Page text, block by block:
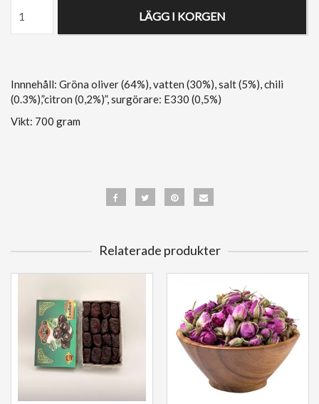
LÄGG I KORGEN
Innnehåll: Gröna oliver (64%), vatten (30%), salt (5%), chili
(0.3%),”citron (0,2%)”, surgörare: E330 (0,5%)
Vikt: 700 gram
Relaterade produkter